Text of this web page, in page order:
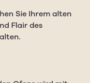
Sie Ihrem alten
Flair des